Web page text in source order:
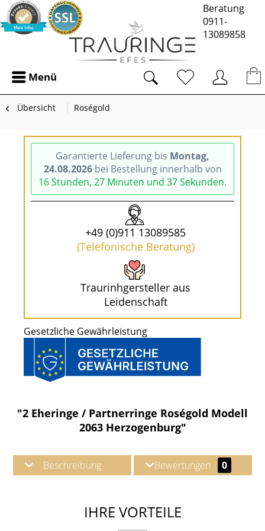
Beratung
0911-
13089858
Menü
Übersicht Roségold
Garantierte Lieferung bis Montag,
24.08.2026bei Bestellung innerhalb von
16 Stunden, 27 Minuten und 37 Sekunden.
+49 (0)911 13089585
(Telefonische Beratung)
Traurinhgersteller aus
Leidenschaft
Gesetzliche Gewährleistung
"2 Eheringe / Partnerringe Roségold Modell
2063 Herzogenburg"
Beschreibung Bewertungen 0
IHRE VORTEILE